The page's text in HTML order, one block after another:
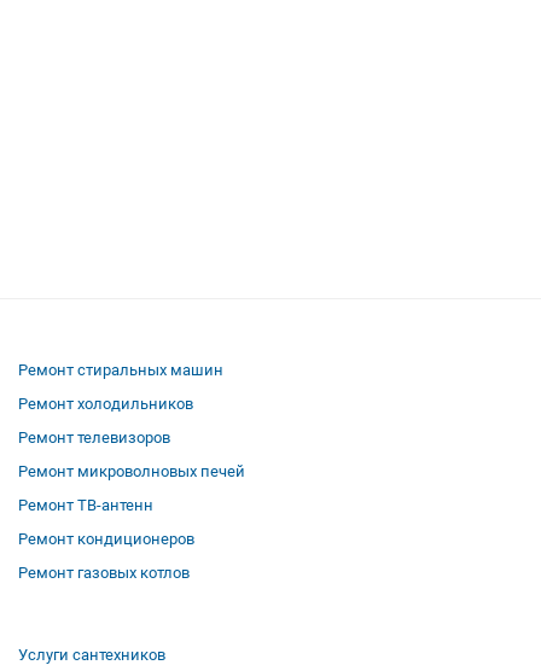
Ремонт стиральных машин
Ремонт холодильников
Ремонт телевизоров
Ремонт микроволновых печей
Ремонт ТВ-антенн
Ремонт кондиционеров
Ремонт газовых котлов
Услуги сантехников